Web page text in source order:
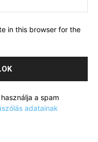
in this browser for the
a spam
adatainak